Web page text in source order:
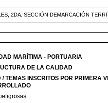
2DA. SECCIÓN DEMARCACIÓN
MARÍTIMA - PORTUARIA
DE LA CALIDAD
/ TEMAS INSCRITOS POR PRIMERA